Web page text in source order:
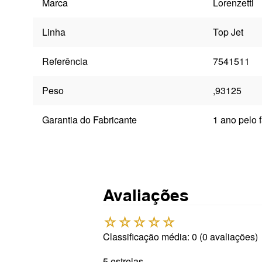
Marca Lorenzetti
Linha Top Jet
Referência 7541511
Peso ,93125
Garantia do Fabricante 1 ano pelo
Avaliações
☆☆☆☆☆
Classificação média: 0 (0 avaliações)